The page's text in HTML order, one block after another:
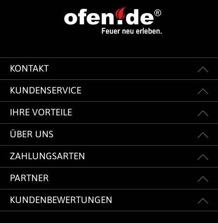
KONTAKT
KUNDENSERVICE
IHRE VORTEILE
ÜBER UNS
ZAHLUNGSARTEN
PARTNER
KUNDENBEWERTUNGEN